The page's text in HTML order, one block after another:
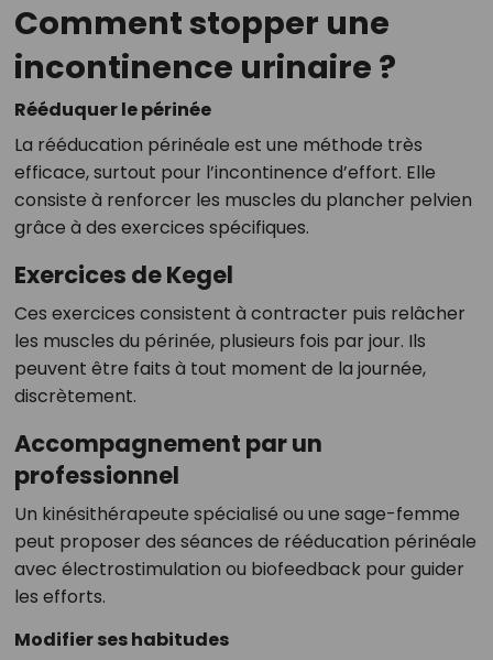
Comment stopper une
incontinence urinaire ?
Rééduquer le périnée
La rééducation périnéale est une méthode très
efficace, surtout pour l’incontinence d’effort. Elle
consiste à renforcer les muscles du plancher pelvien
grâce à des exercices spécifiques.
Exercices de Kegel
Ces exercices consistent à contracter puis relâcher
les muscles du périnée, plusieurs fois par jour. Ils
peuvent être faits à tout moment de la journée,
discrètement.
Accompagnement par un
professionnel
Un kinésithérapeute spécialisé ou une sage-femme
peut proposer des séances de rééducation périnéale
avec électrostimulation ou biofeedback pour guider
les efforts.
Modifier ses habitudes